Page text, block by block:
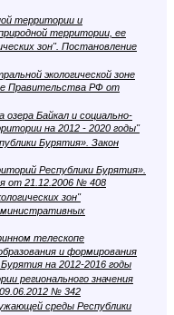
территории и
территории, ее
зон". Постановление
экологической зоне
Правительства РФ от
Байкал и социально-
на 2012 - 2020 годы"
Бурятия». Закон
Республики Бурятия».
от 21.12.2006 № 408
зон"
телескопе
и формирования
на 2012-2016 годы
регионального значения
№ 342
среды Республики